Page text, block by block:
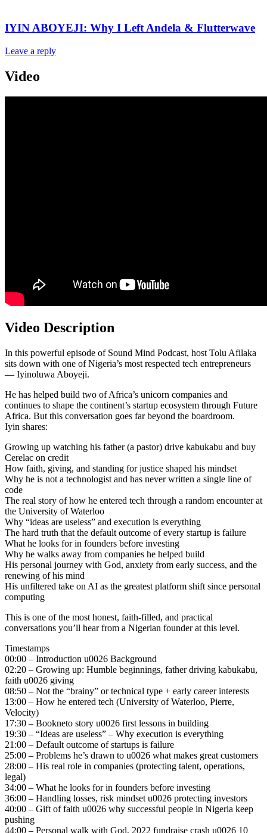
IYIN ABOYEJI: Why I Left Andela & Flutterwave
Leave a reply
Video
Video Description
In this powerful episode of Sound Mind Podcast, host Tolu Afilaka
sits down with one of Nigeria’s most respected tech entrepreneurs
— Iyinoluwa Aboyeji.
He has helped build two of Africa’s unicorn companies and
continues to shape the continent’s startup ecosystem through Future
Africa. But this conversation goes far beyond the boardroom.
Iyin shares:
Growing up watching his father (a pastor) drive kabukabu and buy
Cerelac on credit
How faith, giving, and standing for justice shaped his mindset
Why he is not a technologist and has never written a single line of
code
The real story of how he entered tech through a random encounter at
the University of Waterloo
Why “ideas are useless” and execution is everything
The hard truth that the default outcome of every startup is failure
What he looks for in founders before investing
Why he walks away from companies he helped build
His personal journey with God, anxiety from early success, and the
renewing of his mind
His unfiltered take on AI as the greatest platform shift since personal
computing
This is one of the most honest, faith-filled, and practical
conversations you’ll hear from a Nigerian founder at this level.
Timestamps
00:00 – Introduction u0026 Background
02:20 – Growing up: Humble beginnings, father driving kabukabu,
faith u0026 giving
08:50 – Not the “brainy” or technical type + early career interests
13:00 – How he entered tech (University of Waterloo, Pierre,
Velocity)
17:30 – Bookneto story u0026 first lessons in building
19:30 – “Ideas are useless” – Why execution is everything
21:00 – Default outcome of startups is failure
25:00 – Problems he’s drawn to u0026 what makes great customers
28:00 – His real role in companies (protecting talent, operations,
legal)
34:00 – What he looks for in founders before investing
36:00 – Handling losses, risk mindset u0026 protecting investors
40:00 – Gift of faith u0026 why successful people in Nigeria keep
pushing
44:00 – Personal walk with God, 2022 fundraise crash u0026 10